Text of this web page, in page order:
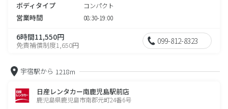
ボディタイプ コンパクト
営業時間 08:30-19:00
6時間11,550円
免責補償制度1,650円 099-812-8323
宇宿駅から 1218m
日産レンタカー南鹿児島駅前店
鹿児島県鹿児島市南郡元町24番6号